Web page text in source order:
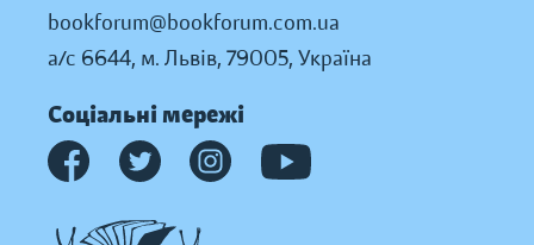
bookforum@bookforum.com.ua
а/с 6644, м. Львів, 79005, Україна
Соціальні мережі